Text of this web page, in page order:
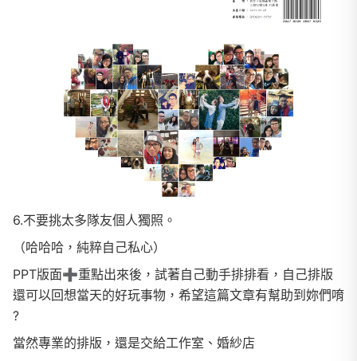
6.不要挑太多隊友個人獨照。
（哈哈哈，純粹自己私心）
PPT版面➕重點出來後，試著自己動手排排看，自己排版
還可以回想當天的好玩事物，希望這篇文章有幫助到妳們唷
?
當然專業的排版，還是交給工作室、婚紗店